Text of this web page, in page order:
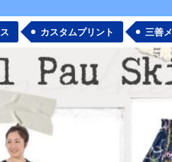
カスタムプリント 三善